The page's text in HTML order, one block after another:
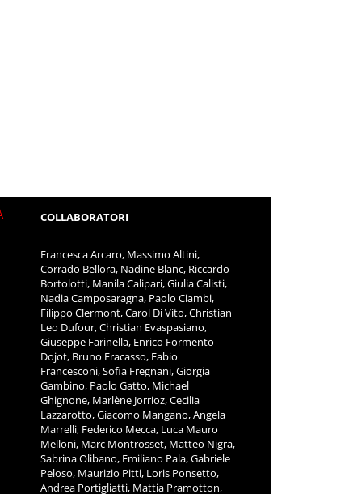
COLLABORATORI
Francesca Arcaro, Massimo Altini,
Corrado Bellora, Nadine Blanc, Riccardo
Bortolotti, Manila Calipari, Giulia Calisti,
Nadia Camposaragna, Paolo Ciambi,
Filippo Clermont, Carol Di Vito, Christian
Leo Dufour, Christian Evaspasiano,
Giuseppe Farinella, Enrico Formento
Dojot, Bruno Fracasso, Fabio
Francesconi, Sofia Fregnani, Giorgia
Gambino, Paolo Gatto, Michael
Ghignone, Marlène Jorrioz, Cecilia
Lazzarotto, Giacomo Mangano, Angela
Marrelli, Federico Mecca, Luca Mauro
Melloni, Marc Montrosset, Matteo Nigra,
Sabrina Olibano, Emiliano Pala, Gabriele
Peloso, Maurizio Pitti, Loris Ponsetto,
Andrea Portigliatti, Mattia Pramotton,